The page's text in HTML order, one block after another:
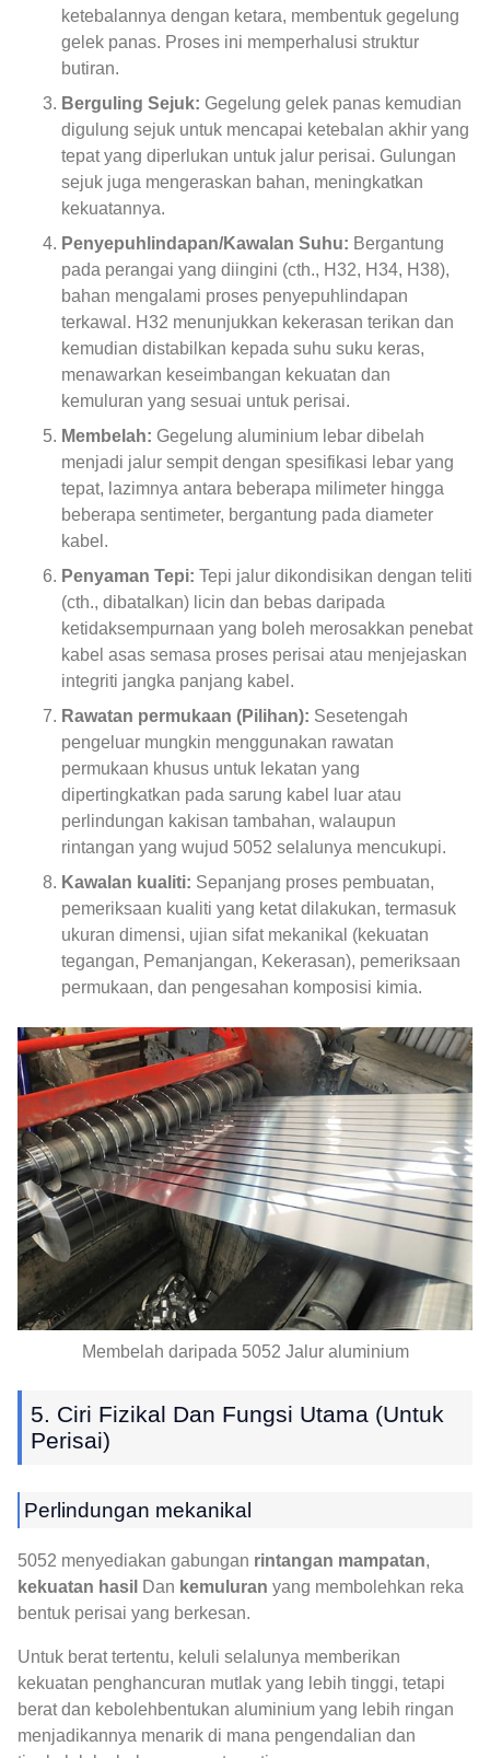
ketebalannya dengan ketara, membentuk gegelung
gelek panas. Proses ini memperhalusi struktur
butiran.
Berguling Sejuk: Gegelung gelek panas kemudian
digulung sejuk untuk mencapai ketebalan akhir yang
tepat yang diperlukan untuk jalur perisai. Gulungan
sejuk juga mengeraskan bahan, meningkatkan
kekuatannya.
Penyepuhlindapan/Kawalan Suhu: Bergantung
pada perangai yang diingini (cth., H32, H34, H38),
bahan mengalami proses penyepuhlindapan
terkawal. H32 menunjukkan kekerasan terikan dan
kemudian distabilkan kepada suhu suku keras,
menawarkan keseimbangan kekuatan dan
kemuluran yang sesuai untuk perisai.
Membelah: Gegelung aluminium lebar dibelah
menjadi jalur sempit dengan spesifikasi lebar yang
tepat, lazimnya antara beberapa milimeter hingga
beberapa sentimeter, bergantung pada diameter
kabel.
Penyaman Tepi: Tepi jalur dikondisikan dengan teliti
(cth., dibatalkan) licin dan bebas daripada
ketidaksempurnaan yang boleh merosakkan penebat
kabel asas semasa proses perisai atau menjejaskan
integriti jangka panjang kabel.
Rawatan permukaan (Pilihan): Sesetengah
pengeluar mungkin menggunakan rawatan
permukaan khusus untuk lekatan yang
dipertingkatkan pada sarung kabel luar atau
perlindungan kakisan tambahan, walaupun
rintangan yang wujud 5052 selalunya mencukupi.
Kawalan kualiti: Sepanjang proses pembuatan,
pemeriksaan kualiti yang ketat dilakukan, termasuk
ukuran dimensi, ujian sifat mekanikal (kekuatan
tegangan, Pemanjangan, Kekerasan), pemeriksaan
permukaan, dan pengesahan komposisi kimia.
Membelah daripada 5052 Jalur aluminium
5. Ciri Fizikal Dan Fungsi Utama (untuk
Perisai)
Perlindungan mekanikal
5052 menyediakan gabungan rintangan mampatan,
kekuatan hasil Dan kemuluran yang membolehkan reka
bentuk perisai yang berkesan.
Untuk berat tertentu, keluli selalunya memberikan
kekuatan penghancuran mutlak yang lebih tinggi, tetapi
berat dan kebolehbentukan aluminium yang lebih ringan
menjadikannya menarik di mana pengendalian dan